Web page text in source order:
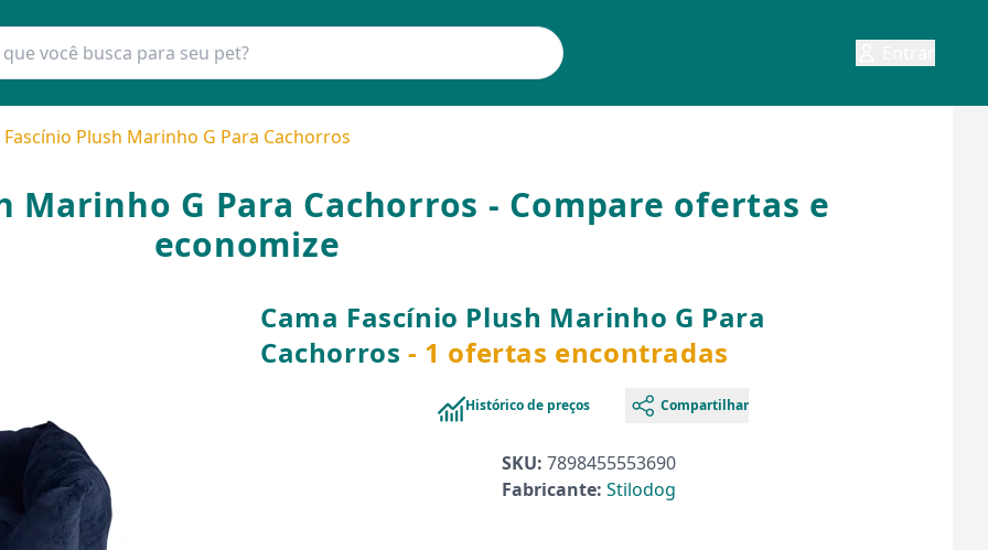
Fascínio Plush Marinho G Para Cachorros
Marinho G Para Cachorros - Compare ofertas e
economize
Cama Fascínio Plush Marinho G Para
Cachorros - 1 ofertas encontradas
Histórico de preços Compartilhar
SKU: 7898455553690
Fabricante: Stilodog